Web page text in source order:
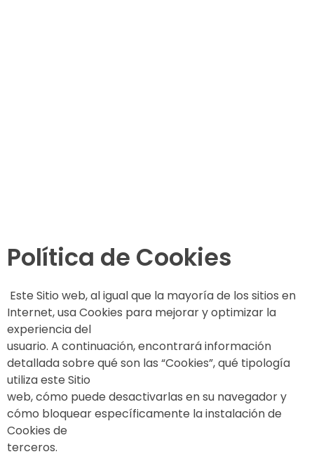
Política de Cookies
Este Sitio web, al igual que la mayoría de los sitios en
Internet, usa Cookies para mejorar y optimizar la
experiencia del
usuario. A continuación, encontrará información
detallada sobre qué son las “Cookies”, qué tipología
utiliza este Sitio
web, cómo puede desactivarlas en su navegador y
cómo bloquear específicamente la instalación de
Cookies de
terceros.